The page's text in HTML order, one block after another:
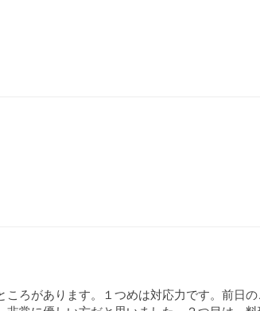
ろがあります。１つめは対応力です。前日